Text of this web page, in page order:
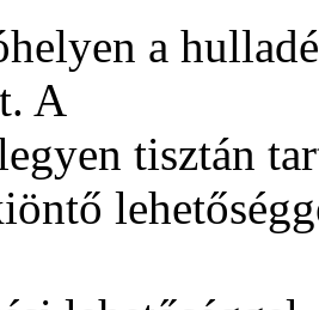
a
A
tisztán